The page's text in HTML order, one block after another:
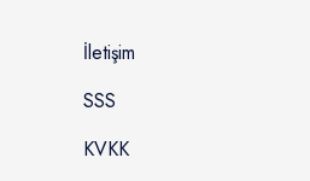
İletişim
SSS
KVKK